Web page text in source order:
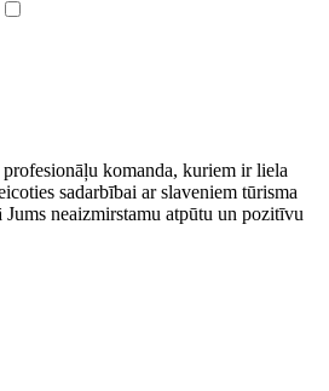
komanda, kuriem ir liela
sadarbībai ar slaveniem tūrisma
neaizmirstamu atpūtu un pozitīvu